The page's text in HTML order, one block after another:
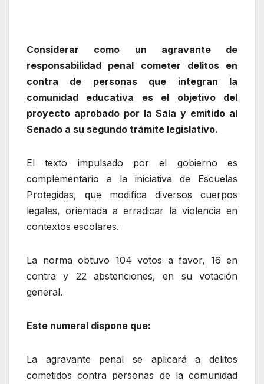
Considerar como un agravante de
responsabilidad penal cometer delitos en
contra de personas que integran la
comunidad educativa es el objetivo del
proyecto aprobado por la Sala y emitido al
Senado a su segundo trámite legislativo.
El texto impulsado por el gobierno es
complementario a la iniciativa de Escuelas
Protegidas, que modifica diversos cuerpos
legales, orientada a erradicar la violencia en
contextos escolares.
La norma obtuvo 104 votos a favor, 16 en
contra y 22 abstenciones, en su votación
general.
Este numeral dispone que:
La agravante penal se aplicará a delitos
cometidos contra personas de la comunidad